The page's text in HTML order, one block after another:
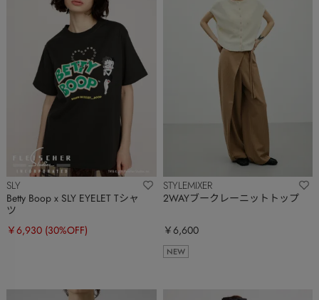
SLY
Betty Boop x SLY EYELET Tシャ
ツ
￥6,930 (30%OFF)
STYLEMIXER
2WAYブークレーニットトップ
￥6,600
NEW